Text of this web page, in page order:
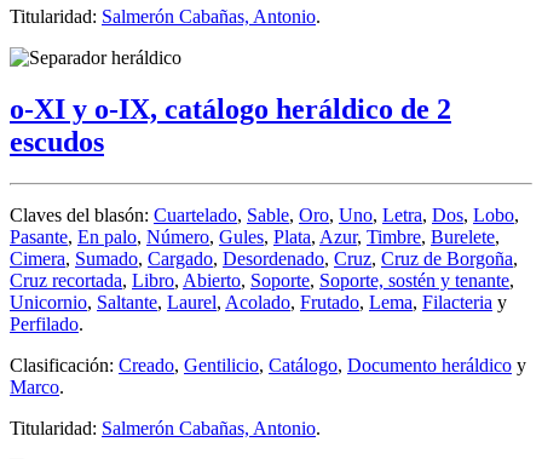
Titularidad: Salmerón Cabañas, Antonio.
o-XI y o-IX, catálogo heráldico de 2
escudos
Claves del blasón: Cuartelado, Sable, Oro, Uno, Letra, Dos, Lobo,
Pasante, En palo, Número, Gules, Plata, Azur, Timbre, Burelete,
Cimera, Sumado, Cargado, Desordenado, Cruz, Cruz de Borgoña,
Cruz recortada, Libro, Abierto, Soporte, Soporte, sostén y tenante,
Unicornio, Saltante, Laurel, Acolado, Frutado, Lema, Filacteria y
Perfilado.
Clasificación: Creado, Gentilicio, Catálogo, Documento heráldico y
Marco.
Titularidad: Salmerón Cabañas, Antonio.